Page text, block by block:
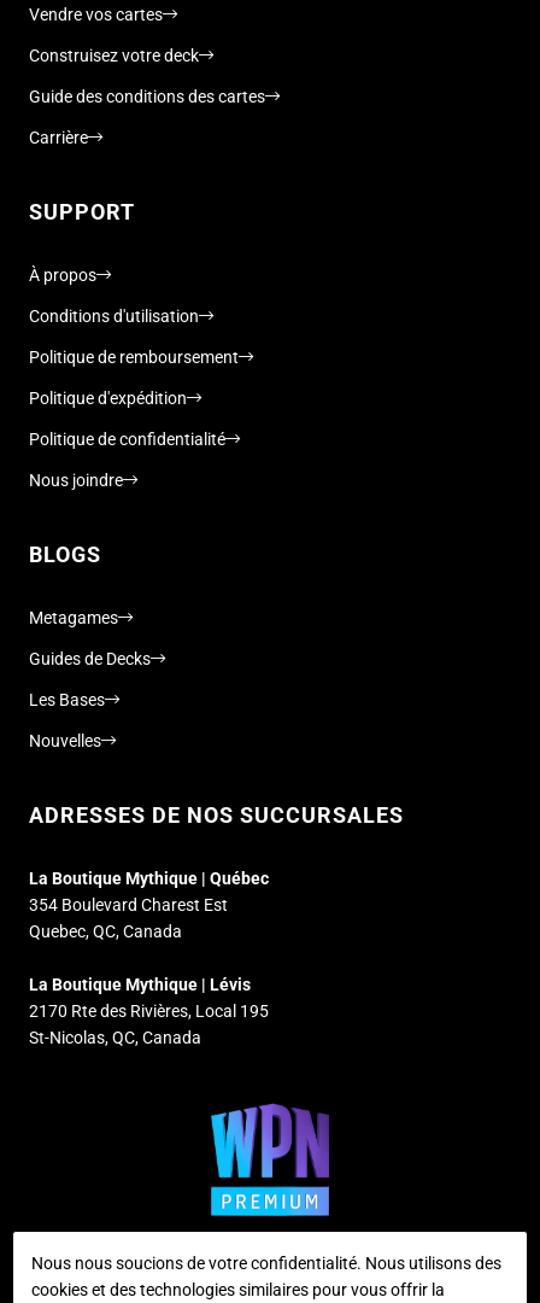
Vendre vos cartes
Construisez votre deck
Guide des conditions des cartes
Carrière
SUPPORT
À propos
Conditions d'utilisation
Politique de remboursement
Politique d'expédition
Politique de confidentialité
Nous joindre
BLOGS
Metagames
Guides de Decks
Les Bases
Nouvelles
ADRESSES DE NOS SUCCURSALES
La Boutique Mythique | Québec
354 Boulevard Charest Est
Quebec, QC, Canada
La Boutique Mythique | Lévis
2170 Rte des Rivières, Local 195
St-Nicolas, QC, Canada
Nous nous soucions de votre confidentialité. Nous utilisons des
cookies et des technologies similaires pour vous offrir la